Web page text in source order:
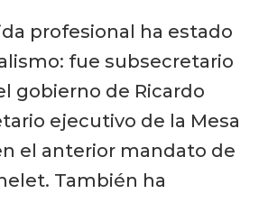
profesional ha estado
fue subsecretario
gobierno de Ricardo
ejecutivo de la Mesa
el anterior mandato de
También ha